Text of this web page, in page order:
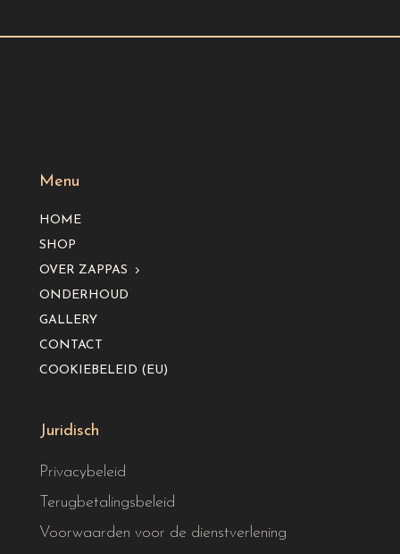
Menu
HOME
SHOP
OVER ZAPPAS
ONDERHOUD
GALLERY
CONTACT
COOKIEBELEID (EU)
Juridisch
Privacybeleid
Terugbetalingsbeleid
Voorwaarden voor de dienstverlening